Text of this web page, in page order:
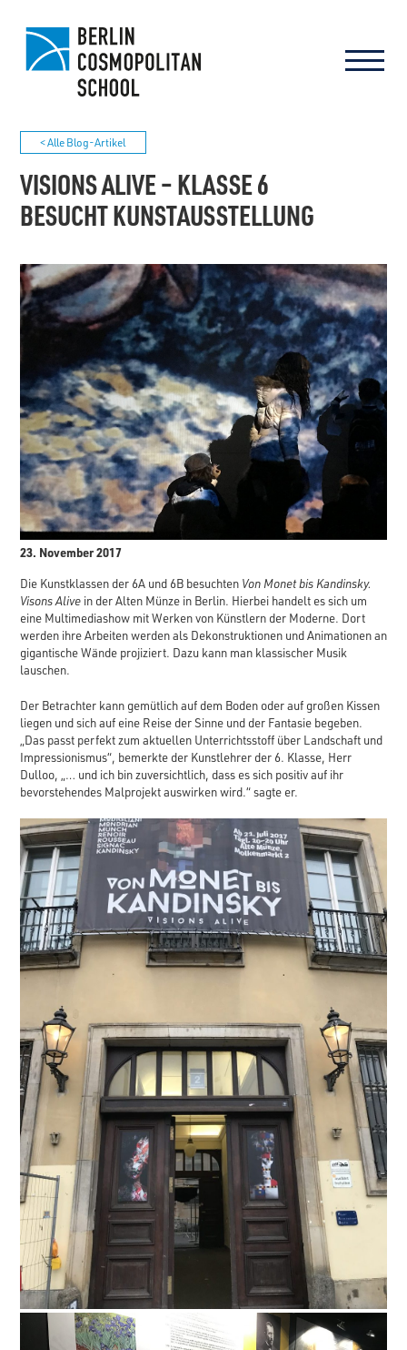
< Alle Blog-Artikel
VISIONS ALIVE – KLASSE 6
BESUCHT KUNSTAUSSTELLUNG
23. November 2017
Die Kunstklassen der 6A und 6B besuchten Von Monet bis Kandinsky.
Visons Alivein der Alten Münze in Berlin. Hierbei handelt es sich um
eine Multimediashow mit Werken von Künstlern der Moderne. Dort
werden ihre Arbeiten werden als Dekonstruktionen und Animationen an
gigantische Wände projiziert. Dazu kann man klassischer Musik
lauschen.
Der Betrachter kann gemütlich auf dem Boden oder auf großen Kissen
liegen und sich auf eine Reise der Sinne und der Fantasie begeben.
„Das passt perfekt zum aktuellen Unterrichtsstoff über Landschaft und
Impressionismus“, bemerkte der Kunstlehrer der 6. Klasse, Herr
Dulloo, „… und ich bin zuversichtlich, dass es sich positiv auf ihr
bevorstehendes Malprojekt auswirken wird.“ sagte er.